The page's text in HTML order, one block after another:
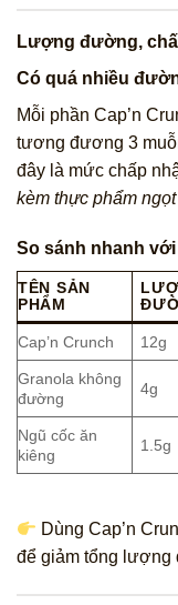
Lượng đường,
Có quá nhiều
Mỗi phần Cap’n
tương đương 3
đây là mức chấp
kèm thực phẩm
So sánh nhanh
TÊN SẢN
PHẨM
Cap’n Crunch 12g
Granola không
đường
4g
Ngũ cốc ăn
kiêng
1.5g
Dùng Cap’n
để giảm tổng lượng